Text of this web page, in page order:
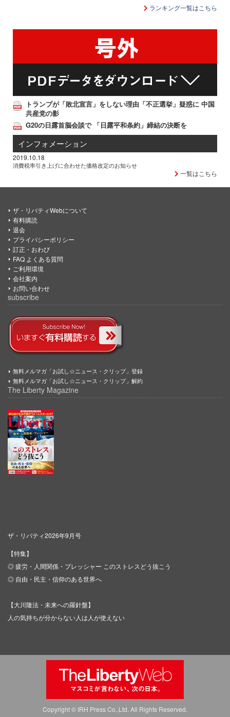
ランキング一覧はこちら
トランプが「敗北宣言」をしない理由「不正選挙」疑惑に 中国
共産党の影
G20の日露首脳会談で 「日露平和条約」締結の決断を
インフォメーション
2019.10.18
消費税率引き上げに合わせた価格改定のお知らせ
一覧はこちら
ザ・リバティWebについて
有料購読
退会
プライバシーポリシー
訂正・おわび
FAQ よくある質問
ご利用環境
会社案内
お問い合わせ
subscribe
無料メルマガ「お試し☆ニュース・クリップ」登録
無料メルマガ「お試し☆ニュース・クリップ」解約
The Liberty Magazine
ザ・リバティ2026年9月号
【特集】
◎ 疲労・人間関係・プレッシャー このストレスどう抜こう
◎ 自由・民主・信仰のある世界へ
【大川隆法・未来への羅針盤】
人の気持ちが分からない人は人が使えない
Copyright © IRH Press Co.,Ltd. All Rights Reserved.